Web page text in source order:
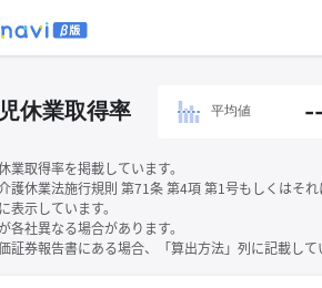
休業取得率 平均値
業取得率を掲載しています。
護休業法施行規則 第71条 第4項 第1号もしくはそ
表示しています。
社異なる場合があります。
証券報告書にある場合、「算出方法」列に記載し